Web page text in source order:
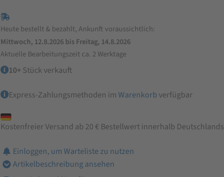
Hackfleisch,
150
g
Menge
Heute bestellt & bezahlt, Ankunft voraussichtlich:
Mittwoch, 12.8.2026 bis Freitag, 14.8.2026
Aktuelle Bearbeitungszeit ca. 2 Werktage
10+Stück verkauft
Express-Zahlungsmethoden imWarenkorb verfügbar
Kostenfreier Versand ab 20 € Bestellwert innerhalb Deutschlands
Einloggen, um Warteliste zu nutzen
Artikelbeschreibung ansehen